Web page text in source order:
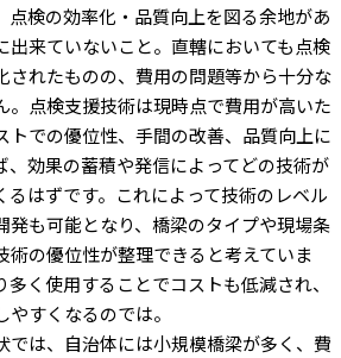
点検の効率化・品質向上を図る余地があ
出来ていないこと。直轄においても点検
されたものの、費用の問題等から十分な
。点検支援技術は現時点で費用が高いた
トでの優位性、手間の改善、品質向上に
、効果の蓄積や発信によってどの技術が
るはずです。これによって技術のレベル
発も可能となり、橋梁のタイプや現場条
術の優位性が整理できると考えていま
く使用することでコストも低減され、
すくなるのでは。
は、自治体には小規模橋梁が多く、費